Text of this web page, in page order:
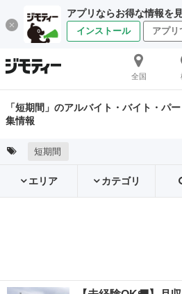
アプリならお得な情報を
インストール アプリ
全国
「短期間」のアルバイト・バイト・パ
集情報
短期間
エリア カテゴリ